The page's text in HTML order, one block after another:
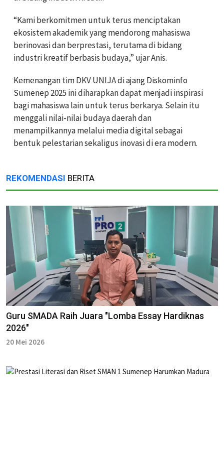
“Kami berkomitmen untuk terus menciptakan
ekosistem akademik yang mendorong mahasiswa
berinovasi dan berprestasi, terutama di bidang
industri kreatif berbasis budaya,” ujar Anis.
Kemenangan tim DKV UNIJA di ajang Diskominfo
Sumenep 2025 ini diharapkan dapat menjadi inspirasi
bagi mahasiswa lain untuk terus berkarya. Selain itu
menggali nilai-nilai budaya daerah dan
menampilkannya melalui media digital sebagai
bentuk pelestarian sekaligus inovasi di era modern.
REKOMENDASI BERITA
Guru SMADA Raih Juara "Lomba Essay Hardiknas
2026"
20 Mei 2026